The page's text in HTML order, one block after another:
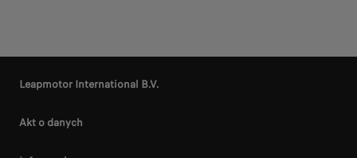
Leapmotor International B.V.
Akt o danych